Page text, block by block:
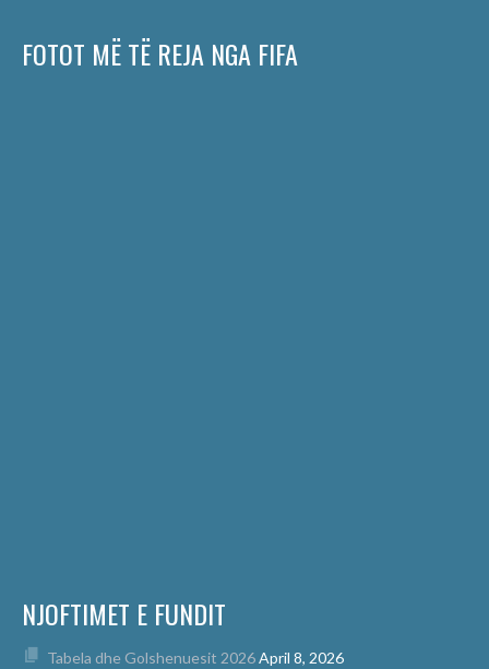
FOTOT MË TË REJA NGA FIFA
NJOFTIMET E FUNDIT
Tabela dhe Golshenuesit 2026April 8, 2026